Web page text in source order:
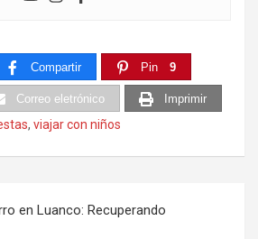
Compartir Pin 9
Correo eletrónico Imprimir
, viajar con niños
en Luanco: Recuperando